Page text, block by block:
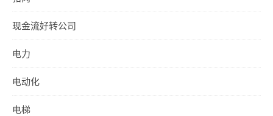
现金流好转公司
电力
电动化
电梯